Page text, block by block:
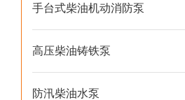
手台式柴油机动消防泵
高压柴油铸铁泵
防汛柴油水泵